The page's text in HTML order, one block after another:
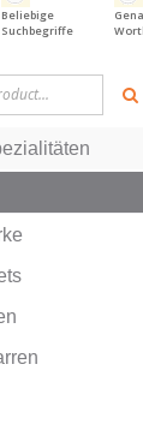
Beliebige
Suchbegriffe